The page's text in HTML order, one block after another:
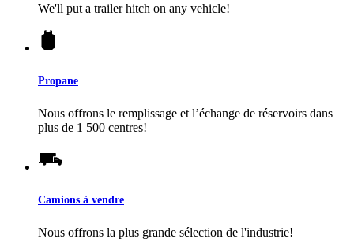
We'll put a trailer hitch on any vehicle!
Propane
Nous offrons le remplissage et l’échange de réservoirs dans
plus de 1 500 centres!
Camions à vendre
Nous offrons la plus grande sélection de l'industrie!